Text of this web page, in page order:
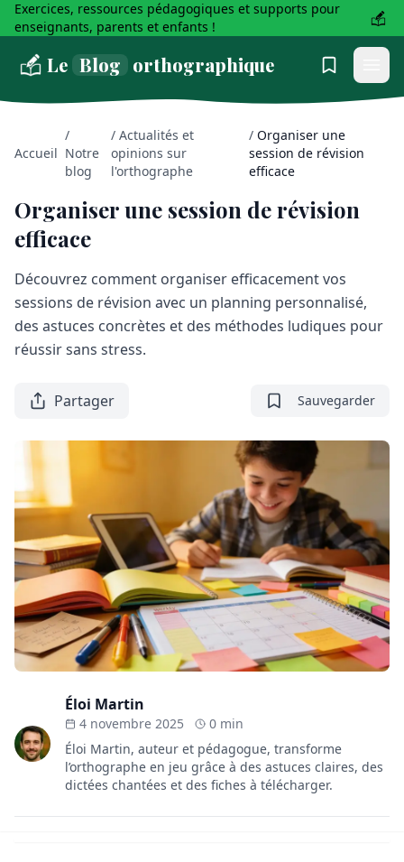
Exercices, ressources pédagogiques et supports pour
enseignants, parents et enfants !
Le Blog orthographique
Accueil
/
Notre
blog
/ Actualités et
opinions sur
l'orthographe
/ Organiser une
session de révision
efficace
Organiser une session de révision
efficace
Découvrez comment organiser efficacement vos
sessions de révision avec un planning personnalisé,
des astuces concrètes et des méthodes ludiques pour
réussir sans stress.
Partager Sauvegarder
Éloi Martin
4 novembre 2025
0 min
Éloi Martin, auteur et pédagogue, transforme
l’orthographe en jeu grâce à des astuces claires, des
dictées chantées et des fiches à télécharger.